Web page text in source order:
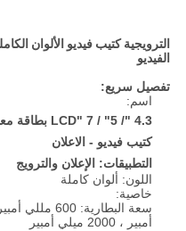
الفيديو
تفصيل سريع:
اسم:
كتيب فيديو - الاعلان
التطبيقات: الإعلان والترويج
اللون: ألوان كاملة
خاصية:
أمبير ، 2000 ميلي أمبير